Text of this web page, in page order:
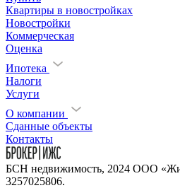
Квартиры в новостройках
Новостройки
Коммерческая
Оценка
Ипотека
Налоги
Услуги
О компании
Сданные объекты
Контакты
БСН недвижимость, 2024 ООО
3257025806.